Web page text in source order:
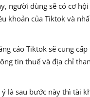
người dùng sẽ có cơ
khoản của Tiktok và
cáo Tiktok sẽ cung
tin thuế và địa chỉ
là sau bước này thì tài